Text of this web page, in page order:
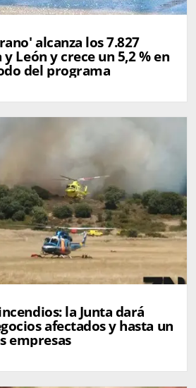
alcanza los 7.827
León y crece un 5,2 % en
del programa
la Junta dará
afectados y hasta un
empresas